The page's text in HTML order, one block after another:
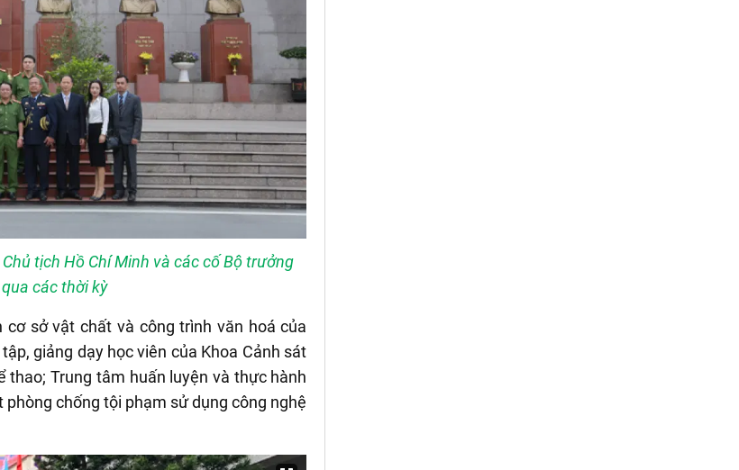
tịch Hồ Chí Minh và các cố Bộ trưởng
các thời kỳ
sở vật chất và công trình văn hoá của
giảng dạy học viên của Khoa Cảnh sát
thao; Trung tâm huấn luyện và thực hành
chống tội phạm sử dụng công nghệ